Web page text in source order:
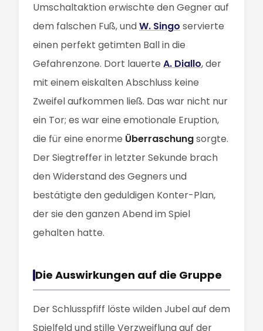
Umschaltaktion erwischte den Gegner auf
dem falschen Fuß, undW. Singo servierte
einen perfekt getimten Ball in die
Gefahrenzone. Dort lauerte A. Diallo, der
mit einem eiskalten Abschluss keine
Zweifel aufkommen ließ. Das war nicht nur
ein Tor; es war eine emotionale Eruption,
die für eine enorme Überraschungsorgte.
Der Siegtreffer in letzter Sekunde brach
den Widerstand des Gegners und
bestätigte den geduldigen Konter-Plan,
der sie den ganzen Abend im Spiel
gehalten hatte.
Die Auswirkungen auf die Gruppe
Der Schlusspfiff löste wilden Jubel auf dem
Spielfeld und stille Verzweiflung auf der